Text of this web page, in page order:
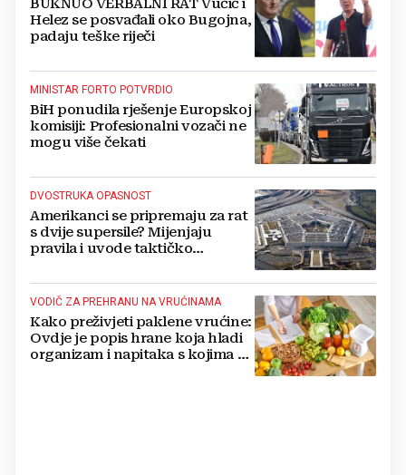
BUKNUO VERBALNI RAT Vučić i
Helez se posvađali oko Bugojna,
padaju teške riječi
MINISTAR FORTO POTVRDIO
BiH ponudila rješenje Europskoj
komisiji: Profesionalni vozači ne
mogu više čekati
DVOSTRUKA OPASNOST
Amerikanci se pripremaju za rat
s dvije supersile? Mijenjaju
pravila i uvode taktičko
VODIČ ZA PREHRANU NA VRUĆINAMA
Kako preživjeti paklene vrućine:
Ovdje je popis hrane koja hladi
organizam i napitaka s kojima si